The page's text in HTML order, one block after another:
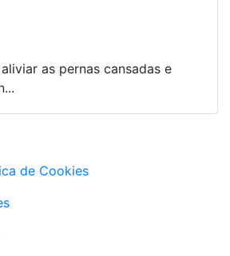
as pernas cansadas e
de Cookies